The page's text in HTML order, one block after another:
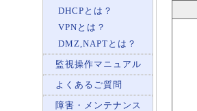
DHCPとは？
VPNとは？
DMZ,NAPTとは？
監視操作マニュアル
よくあるご質問
障害・メンテナンス